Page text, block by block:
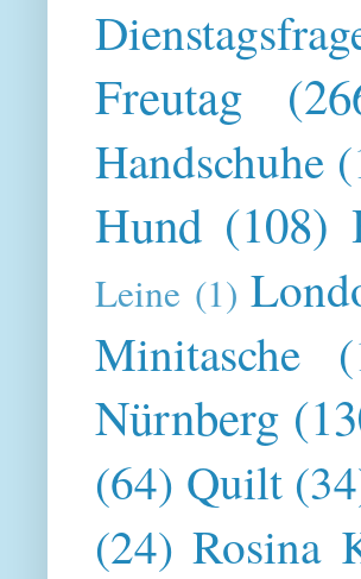
Freutag
Handschuhe
Hund (108)
Leine (1)
Minitasche
Nürnberg
(64) Quilt
(24) Rosina